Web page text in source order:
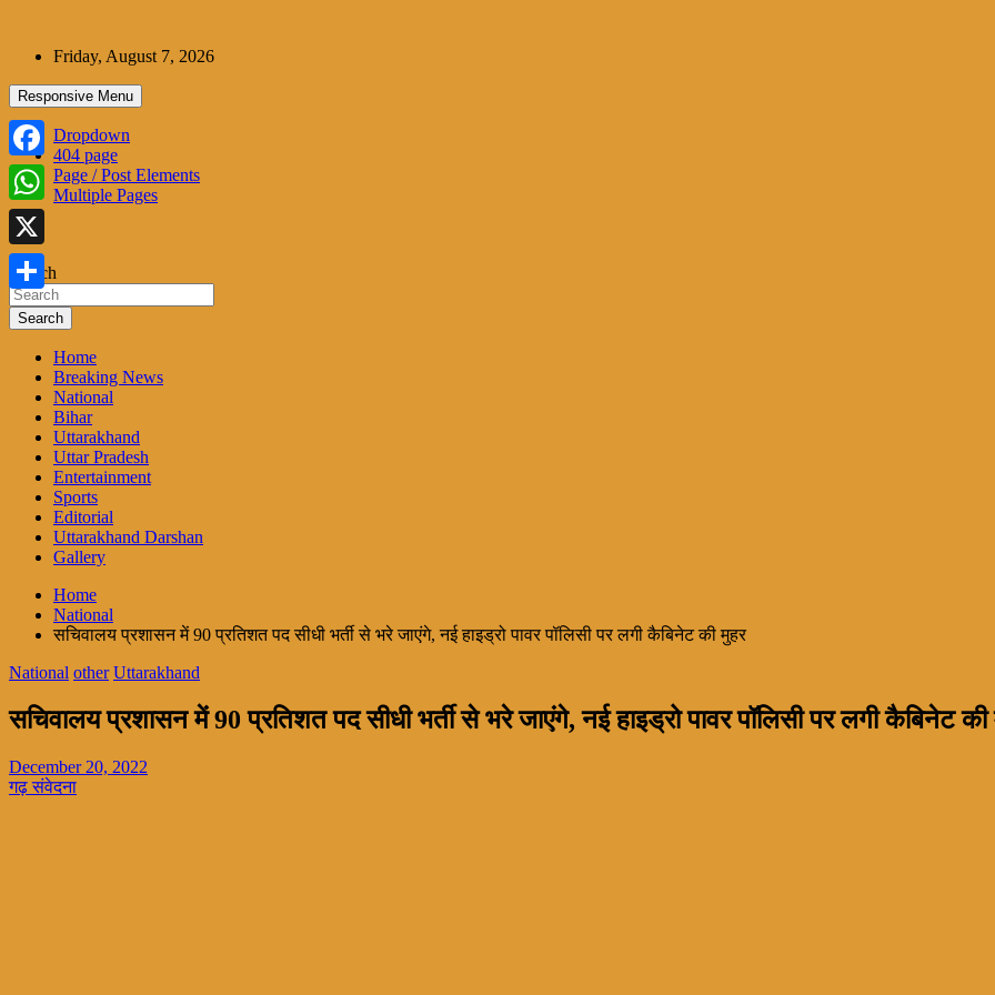
contentFriday, August 7, 2026
Responsive Menu
Dropdown
404 page
Page / Post Elements
Multiple Pages
Search
Search
Home
Breaking News
National
Bihar
Uttarakhand
Uttar Pradesh
Entertainment
Sports
Editorial
Uttarakhand Darshan
Gallery
Home
National
सचिवालय प्रशासन में 90 प्रतिशत पद सीधी भर्ती से भरे जाएंगे, नई हाइड्रो पावर पॉलिसी पर लगी कैबिनेट की मुहर
National other Uttarakhand
सचिवालय प्रशासन में 90 प्रतिशत पद सीधी भर्ती से भरे जाएंगे, नई हाइड्रो पावर पॉलिसी पर लगी कैबिनेट की
December 20, 2022
गढ़ संवेदना
Facebook
WhatsApp
X
Share